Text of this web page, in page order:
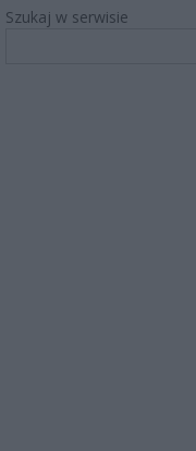
Szukaj w serwisie